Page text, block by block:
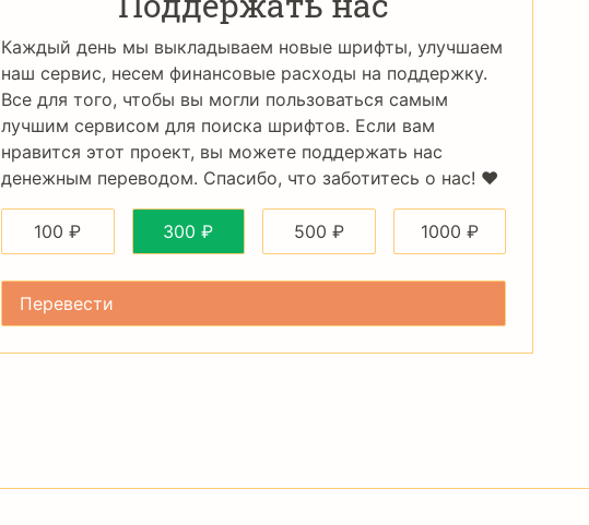
Каждый день мы выкладываем новые шрифты, улучшаем
наш сервис, несем финансовые расходы на поддержку.
Все для того, чтобы вы могли пользоваться самым
лучшим сервисом для поиска шрифтов. Если вам
нравится этот проект, вы можете поддержать нас
денежным переводом. Спасибо, что заботитесь о нас! ❤️
100 ₽ 300 ₽ 500 ₽ 1000 ₽